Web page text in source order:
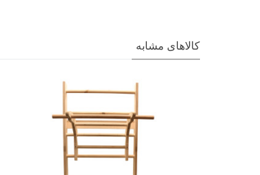
کالاهای مشابه